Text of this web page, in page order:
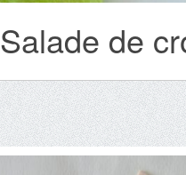
Salade de